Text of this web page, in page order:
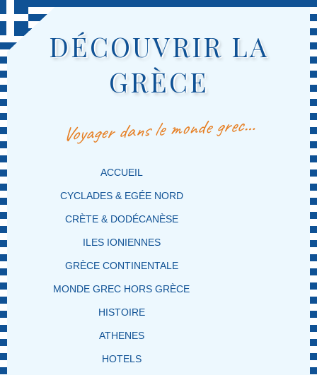
DÉCOUVRIR LA
GRÈCE
Voyager dans le monde grec…
MENU PRINCIPAL
MASQUER LA NAVIGATION PRINCIPALE
MASQUER LA NAVIGATION SECONDAIRE
ACCUEIL
CYCLADES & EGÉE NORD
CRÈTE & DODÉCANÈSE
ILES IONIENNES
GRÈCE CONTINENTALE
MONDE GREC HORS GRÈCE
HISTOIRE
ATHENES
HOTELS